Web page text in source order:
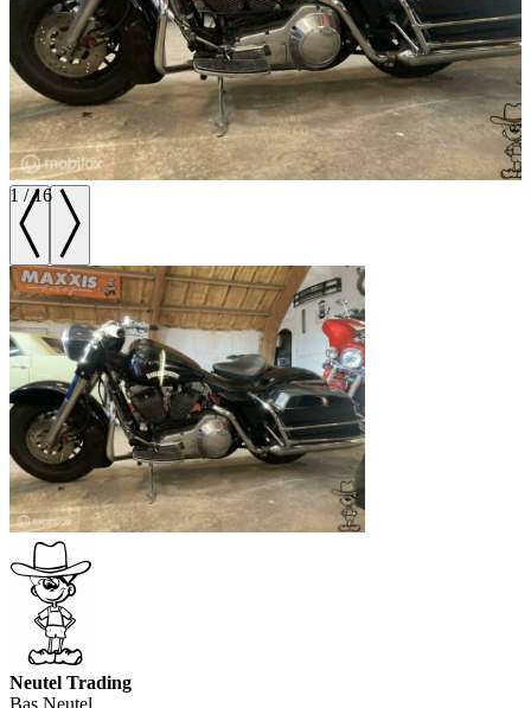
1 /16
Neutel Trading
Bas Neutel